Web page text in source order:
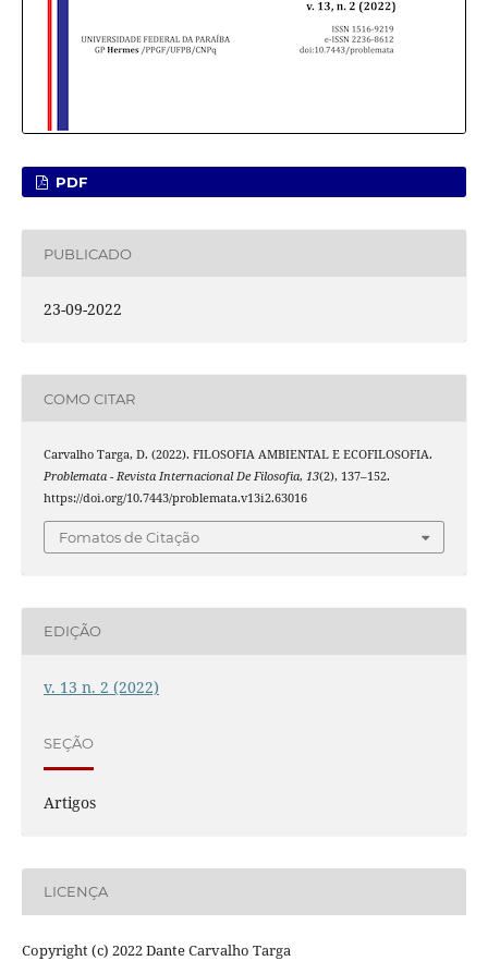
PDF
PUBLICADO
23-09-2022
COMO CITAR
Carvalho Targa, D. (2022). FILOSOFIA AMBIENTAL E ECOFILOSOFIA.
Problemata - Revista Internacional De Filosofia, 13(2), 137–152.
https://doi.org/10.7443/problemata.v13i2.63016
Fomatos de Citação
EDIÇÃO
v. 13 n. 2 (2022)
SEÇÃO
Artigos
LICENÇA
Copyright (c) 2022 Dante Carvalho Targa